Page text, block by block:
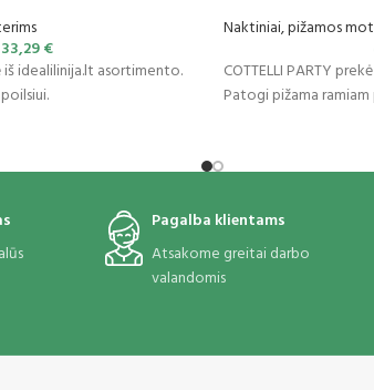
33,29€
iš idealilinija.lt asortimento.
Naktiniai, pižamos
COTTELLI PARTY
Patogi pižama ramiam
Pagalba klientams
Atsakome greitai darbo
valandomis